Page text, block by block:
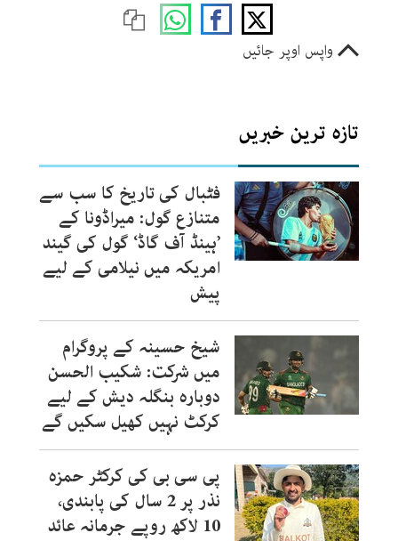
واپس اوپر جائیں
تازہ ترین خبریں
فٹبال کی تاریخ کا سب سے
متنازع گول: میراڈونا کے
’ہینڈ آف گاڈ‘ گول کی گیند
امریکہ میں نیلامی کے لیے
پیش
شیخ حسینہ کے پروگرام
میں شرکت: شکیب الحسن
دوبارہ بنگلہ دیش کے لیے
کرکٹ نہیں کھیل سکیں گے
پی سی بی کی کرکٹر حمزہ
نذر پر 2 سال کی پابندی،
10 لاکھ روپے جرمانہ عائد